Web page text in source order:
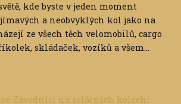
kde byste v jeden moment
a neobvyklých kol jako na
ze všech těch velomobilů, cargo
skládaček, vozíků a všem...